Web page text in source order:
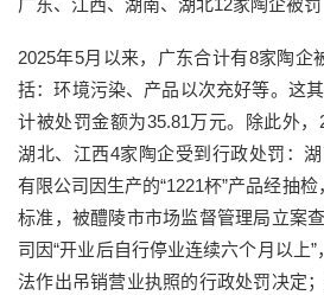
2025年5月以来，广东合计有8家陶企
括：环境污染、产品以次充好等。这
计被处罚金额为35.81万元。除此外，
湖北、江西4家陶企受到行政处罚：
有限公司因生产的“1221杯”产品经抽检
标准，被醴陵市市场监督管理局立案
司因“开业后自行停业连续六个月以上
法作出吊销营业执照的行政处罚决定